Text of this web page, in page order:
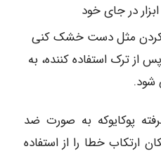
در جای خود
مثل دست خشک کنی
از ترک استفاده کننده، به
شود.
پوکایوکه به­ صورت ضد
ارتکاب خطا را از استفاده